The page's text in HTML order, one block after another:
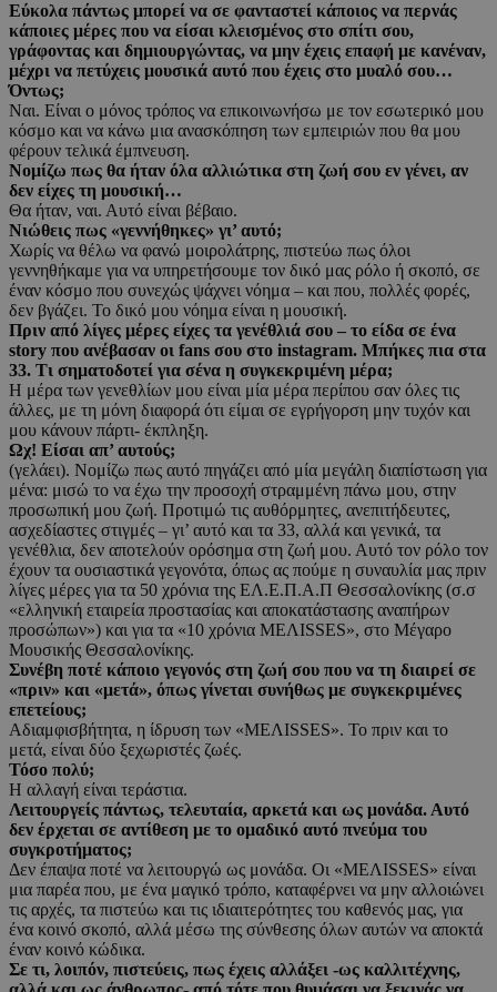
Εύκολα πάντως μπορεί να σε φανταστεί κάποιος να περνάς
κάποιες μέρες που να είσαι κλεισμένος στο σπίτι σου,
γράφοντας και δημιουργώντας, να μην έχεις επαφή με κανέναν,
μέχρι να πετύχεις μουσικά αυτό που έχεις στο μυαλό σου…
Όντως;
Ναι. Είναι ο μόνος τρόπος να επικοινωνήσω με τον εσωτερικό μου
κόσμο και να κάνω μια ανασκόπηση των εμπειριών που θα μου
φέρουν τελικά έμπνευση.
Νομίζω πως θα ήταν όλα αλλιώτικα στη ζωή σου εν γένει, αν
δεν είχες τη μουσική…
Θα ήταν, ναι. Αυτό είναι βέβαιο.
Νιώθεις πως «γεννήθηκες» γι’ αυτό;
Χωρίς να θέλω να φανώ μοιρολάτρης, πιστεύω πως όλοι
γεννηθήκαμε για να υπηρετήσουμε τον δικό μας ρόλο ή σκοπό, σε
έναν κόσμο που συνεχώς ψάχνει νόημα – και που, πολλές φορές,
δεν βγάζει. Το δικό μου νόημα είναι η μουσική.
Πριν από λίγες μέρες είχες τα γενέθλιά σου – το είδα σε ένα
story που ανέβασαν οι fans σου στο instagram. Μπήκες πια στα
33. Τι σηματοδοτεί για σένα η συγκεκριμένη μέρα;
Η μέρα των γενεθλίων μου είναι μία μέρα περίπου σαν όλες τις
άλλες, με τη μόνη διαφορά ότι είμαι σε εγρήγορση μην τυχόν και
μου κάνουν πάρτι- έκπληξη.
Ωχ! Είσαι απ’ αυτούς;
(γελάει). Νομίζω πως αυτό πηγάζει από μία μεγάλη διαπίστωση για
μένα: μισώ το να έχω την προσοχή στραμμένη πάνω μου, στην
προσωπική μου ζωή. Προτιμώ τις αυθόρμητες, ανεπιτήδευτες,
ασχεδίαστες στιγμές – γι’ αυτό και τα 33, αλλά και γενικά, τα
γενέθλια, δεν αποτελούν ορόσημα στη ζωή μου. Αυτό τον ρόλο τον
έχουν τα ουσιαστικά γεγονότα, όπως ας πούμε η συναυλία μας πριν
λίγες μέρες για τα 50 χρόνια της ΕΛ.Ε.Π.Α.Π Θεσσαλονίκης (σ.σ
«ελληνική εταιρεία προστασίας και αποκατάστασης αναπήρων
προσώπων») και για τα «10 χρόνια ΜΕΛΙSSES», στο Μέγαρο
Μουσικής Θεσσαλονίκης.
Συνέβη ποτέ κάποιο γεγονός στη ζωή σου που να τη διαιρεί σε
«πριν» και «μετά», όπως γίνεται συνήθως με συγκεκριμένες
επετείους;
Αδιαμφισβήτητα, η ίδρυση των «ΜΕΛΙSSES». Το πριν και το
μετά, είναι δύο ξεχωριστές ζωές.
Τόσο πολύ;
Η αλλαγή είναι τεράστια.
Λειτουργείς πάντως, τελευταία, αρκετά και ως μονάδα. Αυτό
δεν έρχεται σε αντίθεση με το ομαδικό αυτό πνεύμα του
συγκροτήματος;
Δεν έπαψα ποτέ να λειτουργώ ως μονάδα. Οι «ΜΕΛISSES» είναι
μια παρέα που, με ένα μαγικό τρόπο, καταφέρνει να μην αλλοιώνει
τις αρχές, τα πιστεύω και τις ιδιαιτερότητες του καθενός μας, για
ένα κοινό σκοπό, αλλά μέσω της σύνθεσης όλων αυτών να αποκτά
έναν κοινό κώδικα.
Σε τι, λοιπόν, πιστεύεις, πως έχεις αλλάξει -ως καλλιτέχνης,